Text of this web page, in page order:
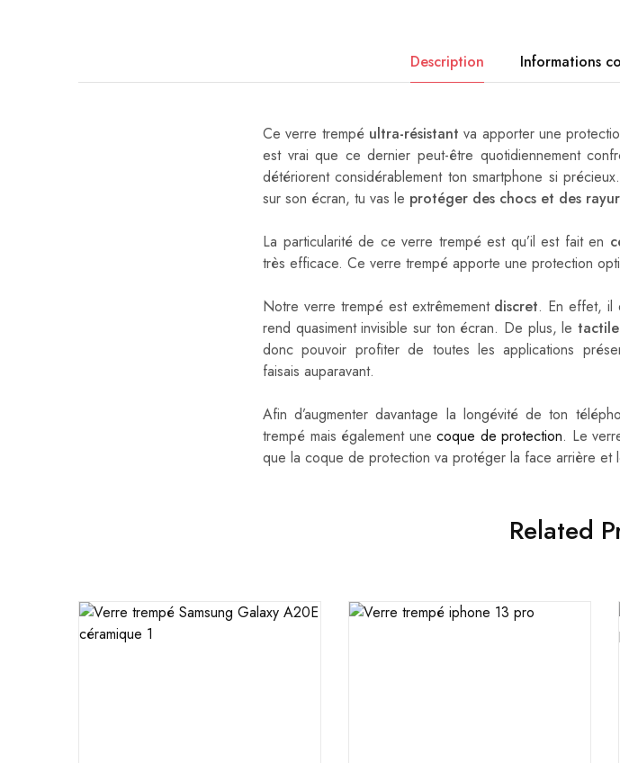
Description Informations
Ce verre trempé ultra-résistantva apporter une
est vrai que ce dernier peut-être quotidiennement
détériorent considérablement ton smartphone si
sur son écran, tu vas le protéger des chocs et des
La particularité de ce verre trempé est qu’il est fait en
très efficace. Ce verre trempé apporte une protection
Notre verre trempé est extrêmement discret. En effet, il
rend quasiment invisible sur ton écran. De plus, le
donc pouvoir profiter de toutes les applications
faisais auparavant.
Afin d’augmenter davantage la longévité de ton
trempé mais également unecoque de protection. Le
que la coque de protection va protéger la face arrière et
Related